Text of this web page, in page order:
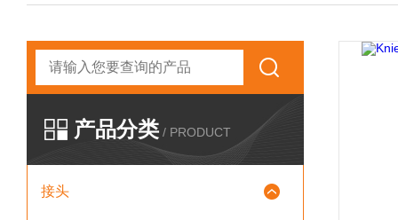
产品分类 / PRODUCT
接头